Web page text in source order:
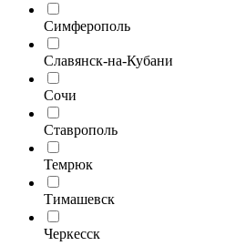
Симферополь
Славянск-на-Кубани
Сочи
Ставрополь
Темрюк
Тимашевск
Черкесск